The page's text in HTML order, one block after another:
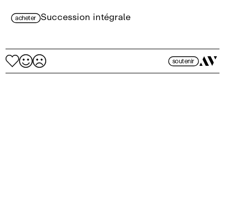
acheter Succession intégrale
soutenir